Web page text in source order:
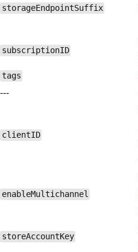
storageEndpointSuffix
subscriptionID
tags
---
clientID
enableMultichannel
storeAccountKey